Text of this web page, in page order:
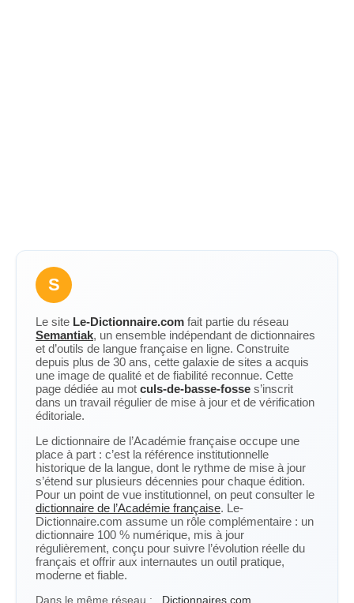
S
Le site Le-Dictionnaire.com fait partie du réseau
Semantiak, un ensemble indépendant de dictionnaires
et d’outils de langue française en ligne. Construite
depuis plus de 30 ans, cette galaxie de sites a acquis
une image de qualité et de fiabilité reconnue. Cette
page dédiée au mot culs-de-basse-fosse s’inscrit
dans un travail régulier de mise à jour et de vérification
éditoriale.
Le dictionnaire de l’Académie française occupe une
place à part : c’est la référence institutionnelle
historique de la langue, dont le rythme de mise à jour
s’étend sur plusieurs décennies pour chaque édition.
Pour un point de vue institutionnel, on peut consulter le
dictionnaire de l’Académie française. Le-
Dictionnaire.com assume un rôle complémentaire : un
dictionnaire 100 % numérique, mis à jour
régulièrement, conçu pour suivre l’évolution réelle du
français et offrir aux internautes un outil pratique,
moderne et fiable.
Dans le même réseau : Dictionnaires.com